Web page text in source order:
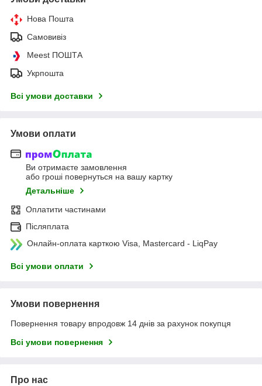
Нова Пошта
Самовивіз
Meest ПОШТА
Укрпошта
Всі умови доставки
Умови оплати
Ви отримаєте замовлення
або гроші повернуться на вашу картку
Детальніше
Оплатити частинами
Післяплата
Онлайн-оплата карткою Visa, Mastercard - LiqPay
Всі умови оплати
Умови повернення
Повернення товару впродовж 14 днів за рахунок покупця
Всі умови повернення
Про нас